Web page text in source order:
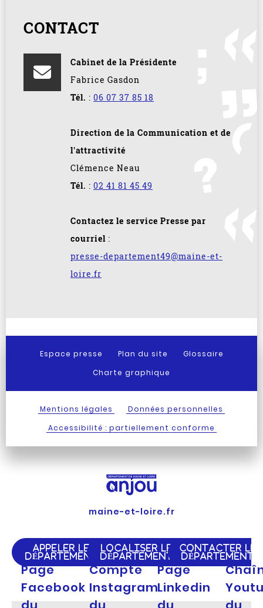
CONTACT
Cabinet de la Présidente
Fabrice Gasdon
Tél. : 06 07 37 85 18
Direction de la Communication et de
l'attractivité
Clémence Neau
Tél. : 02 41 81 45 49
Contactez le service Presse par
courriel :
presse-departement49@maine-et-
loire.fr
Espace presse Plan du site
Glossaire
Charte graphique
Mentions légales
Données personnelles
Accessibilité : partiellement conforme
maine-et-loire.fr
APPELER LE
DÉPARTEMENT
LOCALISER LE
DÉPARTEMENT
CONTACTER LE
DÉPARTEMENT
Page
Facebook
Compte
Instagram
Page
Linkedin